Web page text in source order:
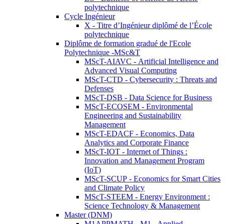
polytechnique
Cycle Ingénieur
X - Titre d’Ingénieur diplômé de l’École
polytechnique
Diplôme de formation gradué de l'Ecole
Polytechnique -MSc&T
MScT-AIAVC - Artificial Intelligence and
Advanced Visual Computing
MScT-CTD - Cybersecurity : Threats and
Defenses
MScT-DSB - Data Science for Business
MScT-ECOSEM - Environmental
Engineering and Sustainability
Management
MScT-EDACF - Economics, Data
Analytics and Corporate Finance
MScT-IOT - Internet of Things :
Innovation and Management Program
(IoT)
MScT-SCUP - Economics for Smart Cities
and Climate Policy
MScT-STEEM - Energy Environment :
Science Technology & Management
Master (DNM)